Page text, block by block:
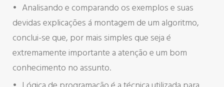
Analisando e comparando os exemplos e suas
devidas explicações á montagem de um algoritmo,
conclui-se que, por mais simples que seja é
extremamente importante a atenção e um bom
conhecimento no assunto.